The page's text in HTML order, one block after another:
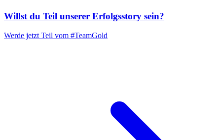
Willst du Teil unserer Erfolgsstory sein?
Werde jetzt Teil vom #TeamGold